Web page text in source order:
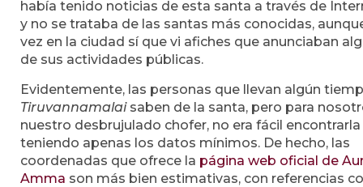
había tenido noticias de esta santa a través de
y no se trataba de las santas más conocidas,
vez en la ciudad sí que vi afiches que anunciaban
de sus actividades públicas.
Evidentemente, las personas que llevan algún
Tiruvannamalaisaben de la santa, pero para
nuestro desbrujulado chofer, no era fácil encontrarla
teniendo apenas los datos mínimos. De hecho, las
coordenadas que ofrece la página web oficial de
Amma son más bien estimativas, con referencias